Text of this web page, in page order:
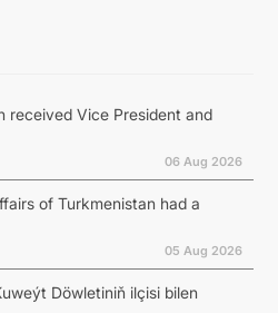
received Vice President and
06 Aug 2026
of Turkmenistan had a
05 Aug 2026
Döwletiniň ilçisi bilen